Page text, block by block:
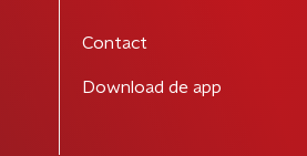
Contact
Download de app